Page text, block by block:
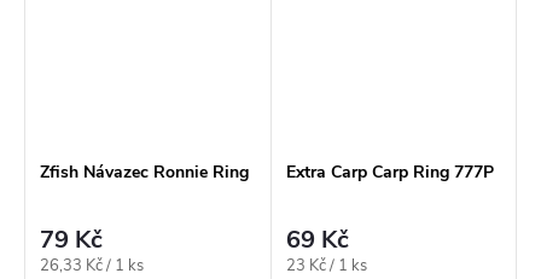
Zfish Návazec Ronnie Ring
79 Kč
Měrná
26,33 Kč / 1 ks
Extra Carp Carp Ring 777P
69 Kč
Měrná
23 Kč / 1 ks